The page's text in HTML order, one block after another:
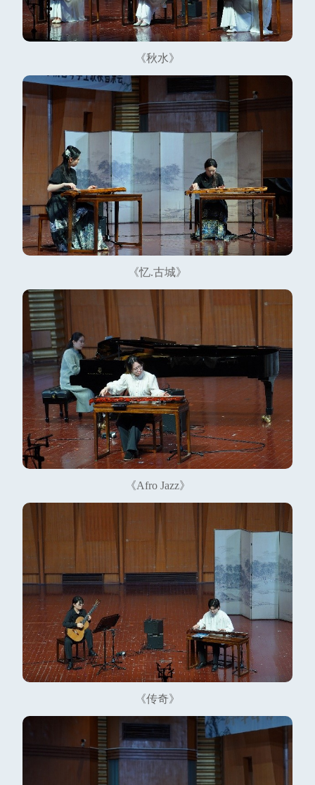
《秋水》
《忆.古城》
《Afro Jazz》
《传奇》